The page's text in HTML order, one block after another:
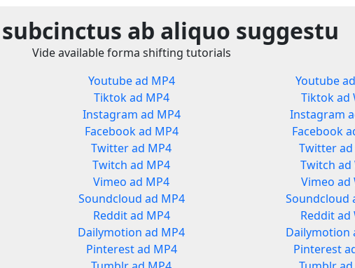
ab aliquo suggestu
Vide available forma shifting tutorials
Youtube ad MP4
Tiktok ad MP4
Instagram ad MP4
Facebook ad MP4
Twitter ad MP4
Twitch ad MP4
Vimeo ad MP4
Soundcloud ad MP4
Reddit ad MP4
Dailymotion ad MP4
Pinterest ad MP4
Youtube
Tiktok ad
Instagram
Facebook
Twitter ad
Twitch ad
Vimeo ad
Soundcloud
Reddit ad
Dailymotion
Pinterest